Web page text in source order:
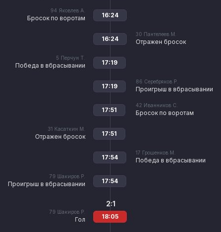
94 Яковлев А.
Бросок по воротам 16:24
30 Пантелеев М.
Отражен бросок
16:24
5 Перчун Т.
Победа в вбрасывании 17:19
86 Серебряков Р.
Проигрыш в вбрасывании
17:19
42 Иванников С.
Бросок по воротам
17:51
31 Касаткин М.
Отражен бросок 17:51
17 Грошенков М.
Победа в вбрасывании
17:54
79 Шакиров Р.
Проигрыш в вбрасывании 17:54
79 Шакиров Р.
Гол
2:1
18:05